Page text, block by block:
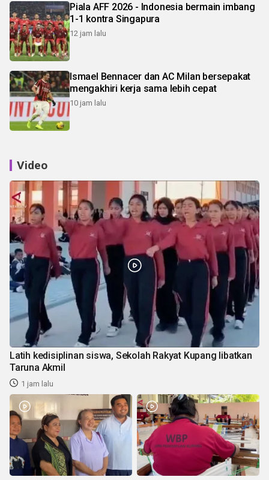
Piala AFF 2026 - Indonesia bermain imbang
1-1 kontra Singapura
12 jam lalu
Ismael Bennacer dan AC Milan bersepakat
mengakhiri kerja sama lebih cepat
10 jam lalu
Video
Latih kedisiplinan siswa, Sekolah Rakyat Kupang libatkan
Taruna Akmil
1 jam lalu